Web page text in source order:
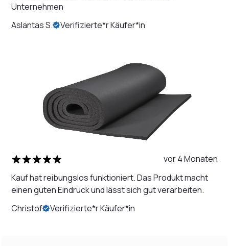
Unternehmen
Aslantas S.
Verifizierte*r Käufer*in
vor 4 Monaten
Kauf hat reibungslos funktioniert. Das Produkt macht
einen guten Eindruck und lässt sich gut verarbeiten.
Christof
Verifizierte*r Käufer*in